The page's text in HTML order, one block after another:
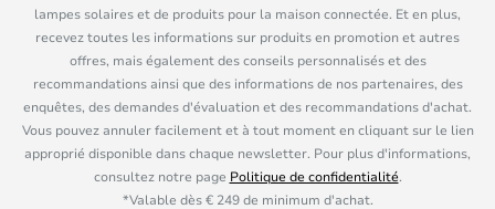
lampes solaires et de produits pour la maison connectée. Et en plus,
recevez toutes les informations sur produits en promotion et autres
offres, mais également des conseils personnalisés et des
recommandations ainsi que des informations de nos partenaires, des
enquêtes, des demandes d'évaluation et des recommandations d'achat.
Vous pouvez annuler facilement et à tout moment en cliquant sur le lien
approprié disponible dans chaque newsletter. Pour plus d'informations,
consultez notre page Politique de confidentialité.
*Valable dès € 249 de minimum d'achat.